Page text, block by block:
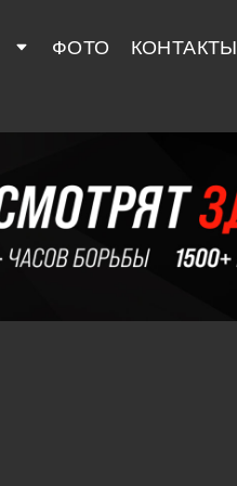
ФОТО КОНТАКТЫ